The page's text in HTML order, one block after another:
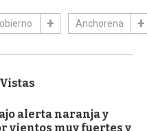
Anchorena
alerta naranja y
vientos muy fuertes y